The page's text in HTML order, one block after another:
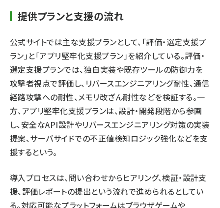
提供プランと支援の流れ
公式サイトでは主な支援プランとして、「評価・選定支援プ
ラン」と「アプリ堅牢化支援プラン」を紹介している。評価・
選定支援プランでは、独自実装や既存ツールの防御力を
攻撃者視点で評価し、リバースエンジニアリング耐性、通信
経路攻撃への耐性、メモリ改ざん耐性などを検証する。一
方、アプリ堅牢化支援プランは、設計・開発段階から参画
し、安全なAPI設計やリバースエンジニアリング対策の実装
提案、サーバサイドでの不正値検知ロジック強化などを支
援するという。
導入プロセスは、問い合わせからヒアリング、検証・設計支
援、評価レポートの提出という流れで進められるとしてい
る。対応可能なプラットフォームはブラウザゲームや